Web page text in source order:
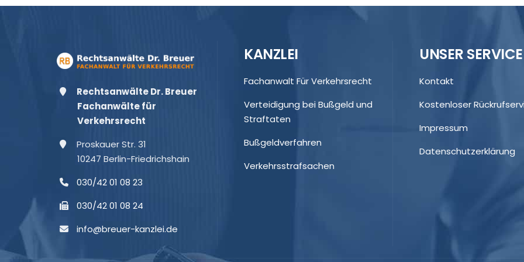
Rechtsanwälte Dr. Breuer
Fachanwälte für
Verkehrsrecht
Proskauer Str. 31
10247 Berlin-Friedrichshain
030/42 01 08 23
030/42 01 08 24
info@breuer-kanzlei.de
KANZLEI
Fachanwalt Für Verkehrsrecht
Verteidigung bei Bußgeld und
Straftaten
Bußgeldverfahren
Verkehrsstrafsachen
UNSER SERVICE
Kontakt
Kostenloser
Impressum
Datenschutzerklärung